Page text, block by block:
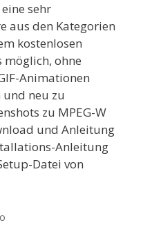
sehr
aus den Kategorien
kostenlosen
möglich, ohne
Animationen
neu zu
zu MPEG-W
und Anleitung
Anleitung
Datei von